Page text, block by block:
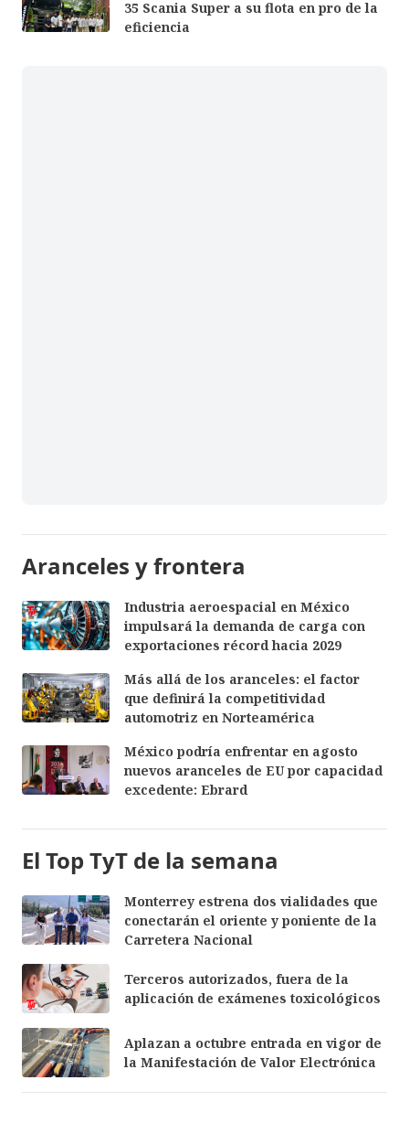
35 Scania Super a su flota en pro de la
eficiencia
Aranceles y frontera
Industria aeroespacial en México
impulsará la demanda de carga con
exportaciones récord hacia 2029
Más allá de los aranceles: el factor
que definirá la competitividad
automotriz en Norteamérica
México podría enfrentar en agosto
nuevos aranceles de EU por capacidad
excedente: Ebrard
El Top TyT de la semana
Monterrey estrena dos vialidades que
conectarán el oriente y poniente de la
Carretera Nacional
Terceros autorizados, fuera de la
aplicación de exámenes toxicológicos
Aplazan a octubre entrada en vigor de
la Manifestación de Valor Electrónica